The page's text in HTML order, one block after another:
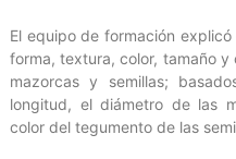
El equipo de formación
forma, textura, color, tamaño
mazorcas y semillas;
longitud, el diámetro de las
color del tegumento de las